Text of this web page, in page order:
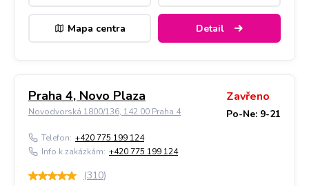
Mapa centra Detail
Praha 4, Novo Plaza
Novodvorská 1800/136, 142 00 Praha 4
Zavřeno
Po-Ne: 9-21
Telefon: +420 775 199 124
Info k zakázkám: +420 775 199 124
(310)